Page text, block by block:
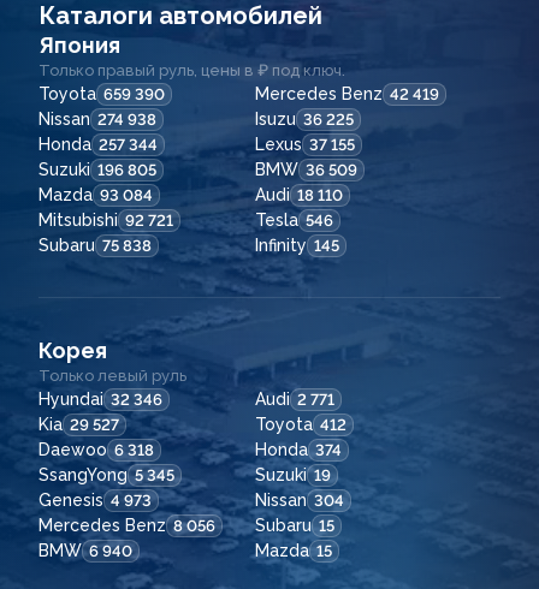
Каталоги автомобилей
Япония
Только правый руль, цены в ₽ под ключ.
Toyota 659 390 Mercedes Benz 42 419
Nissan 274 938 Isuzu 36 225
Honda 257 344 Lexus 37 155
Suzuki 196 805 BMW 36 509
Mazda 93 084 Audi 18 110
Mitsubishi 92 721 Tesla 546
Subaru 75 838 Infinity 145
Корея
Только левый руль
Hyundai 32 346 Audi 2 771
Kia 29 527 Toyota 412
Daewoo 6 318 Honda 374
SsangYong 5 345 Suzuki 19
Genesis 4 973 Nissan 304
Mercedes Benz 8 056 Subaru 15
BMW 6 940 Mazda 15